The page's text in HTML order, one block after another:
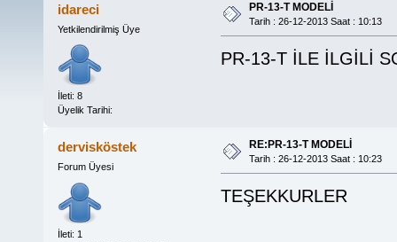
idareci
Yetkilendirilmiş Üye
İleti: 8
Üyelik Tarihi:
PR-13-T MODELİ
Tarih : 26-12-2013 Saat : 10:13
PR-13-T İLE İLGİLİ
dervisköstek
Forum Üyesi
İleti: 1
RE:PR-13-T MODELİ
Tarih : 26-12-2013 Saat : 10:23
TEŞEKKURLER